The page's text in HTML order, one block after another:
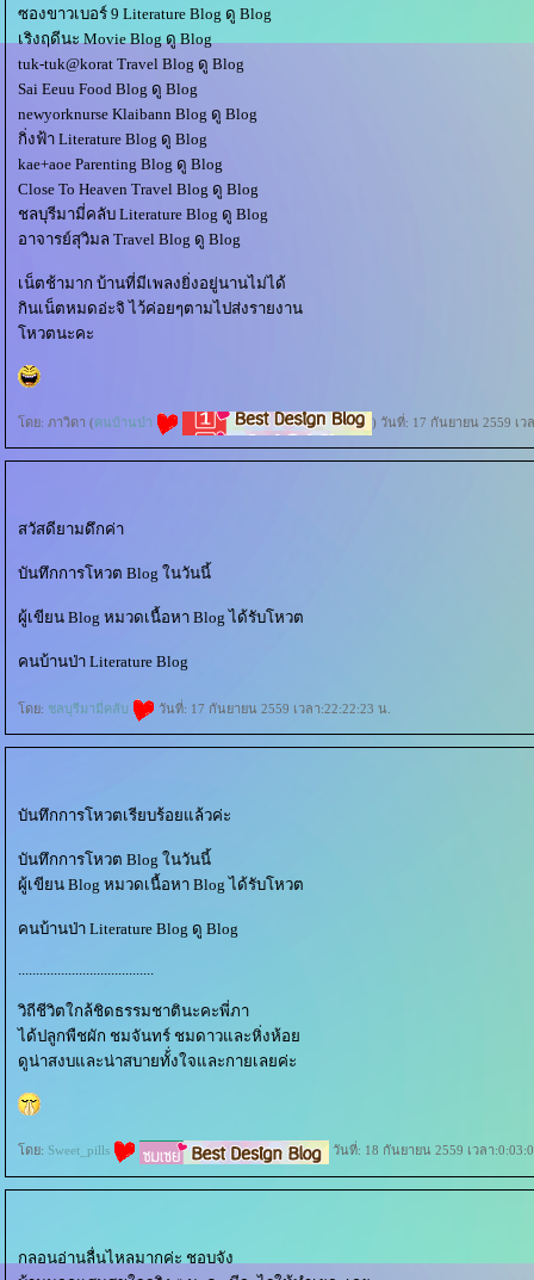
ซองขาวเบอร์ 9 Literature Blog ดู Blog
เริงฤดีนะ Movie Blog ดู Blog
tuk-tuk@korat Travel Blog ดู Blog
Sai Eeuu Food Blog ดู Blog
newyorknurse Klaibann Blog ดู Blog
กิ่งฟ้า Literature Blog ดู Blog
kae+aoe Parenting Blog ดู Blog
Close To Heaven Travel Blog ดู Blog
ชลบุรีมามี่คลับ Literature Blog ดู Blog
อาจารย์สุวิมล Travel Blog ดู Blog
เน็ตช้ามาก บ้านที่มีเพลงยิ่งอยู่นานไม่ได้
กินเน็ตหมดอ่ะจิ ไว้ค่อยๆตามไปส่งรายงาน
หวตนะคะ
ดย: ภาวิดา (คนบ้านป่า ) วันที่: 17 กันยายน 2559 เว
สวัสดียามดึกค่า
บันทึกการโหวต Blog ในวันนี้
ผู้เขียน Blog หมวดเนื้อหา Blog ได้รับโหวต
คนบ้านป่า Literature Blog
ดย: ชลบุรีมามี่คลับ วันที่: 17 กันยายน 2559 เวลา:22:22:23 น.
บันทึกการโหวตเรียบร้อยแล้วค่ะ
บันทึกการโหวต Blog ในวันนี้
ผู้เขียน Blog หมวดเนื้อหา Blog ได้รับโหวต
คนบ้านป่า Literature Blog ดู Blog
......................................
วิถีชีวิตใกล้ชิดธรรมชาตินะคะพี่ภา
ได้ปลูกพืชผัก ชมจันทร์ ชมดาวและหิ่งห้อ
ดูน่าสงบและน่าสบายทั้่งใจและกายเลยค่ะ
ดย: Sweet_pills วันที่: 18 กันยายน 2559 เวลา
กลอนอ่านลื่นไหลมากค่ะ ชอบจัง